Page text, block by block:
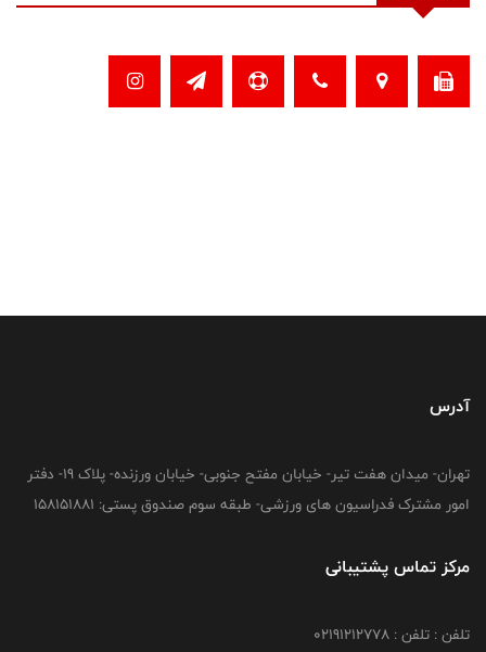
آدرس
تهران- میدان هفت تیر- خیابان مفتح جنوبی- خیابان ورزنده- پلاک 19- دفتر
امور مشترک فدراسیون های ورزشی- طبقه سوم صندوق پستی: 158151881
مرکز تماس پشتیبانی
تلفن : تلفن : 02191212778